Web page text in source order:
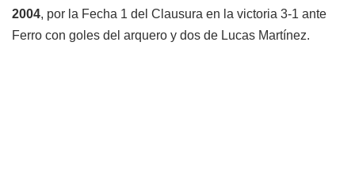
2004, por la Fecha 1 del Clausura en la victoria 3-1 ante
Ferro con goles del arquero y dos de Lucas Martínez.